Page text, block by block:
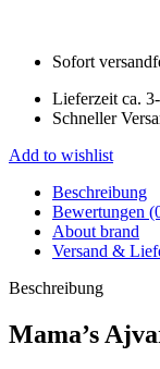
Sofort
Lieferzeit ca.
Schneller
Add to wishlist
Beschreibung
Bewertungen
About brand
Versand &
Beschreibung
Mama’s